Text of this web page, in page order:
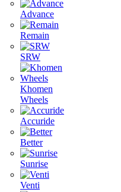
Advance
Remain
SRW
Khomen
Wheels
Accuride
Better
Sunrise
Venti